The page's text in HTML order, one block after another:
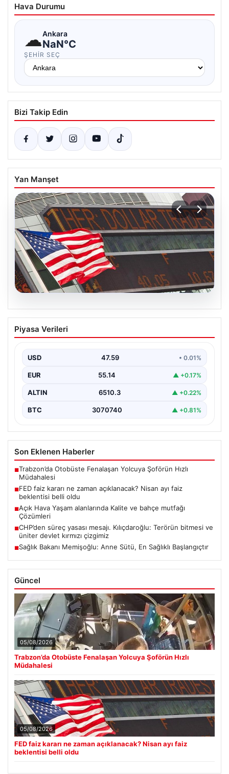
Hava Durumu
☁Ankara
NaN°C
ŞEHIR SEÇ
Bizi Takip Edin
Yan Manşet
05.08.2026
FED faiz kararı ne zaman açıklanacak?
Nisan ayı faiz beklentisi belli oldu
Piyasa Verileri
USD 47.59 • 0.01%
EUR 55.14 ▲ +0.17%
ALTIN 6510.3 ▲ +0.22%
BTC 3070740 ▲ +0.81%
Son Eklenen Haberler
■Trabzon’da Otobüste Fenalaşan Yolcuya Şoförün Hızlı
Müdahalesi
■FED faiz kararı ne zaman açıklanacak? Nisan ayı faiz
beklentisi belli oldu
■Açık Hava Yaşam alanlarında Kalite ve bahçe mutfağı
Çözümleri
■CHP’den süreç yasası mesajı. Kılıçdaroğlu: Terörün bitmesi ve
üniter devlet kırmızı çizgimiz
■Sağlık Bakanı Memişoğlu: Anne Sütü, En Sağlıklı Başlangıçtır
Güncel
05/08/2026
Trabzon’da Otobüste Fenalaşan Yolcuya Şoförün Hızlı
Müdahalesi
05/08/2026
FED faiz kararı ne zaman açıklanacak? Nisan ayı faiz
beklentisi belli oldu